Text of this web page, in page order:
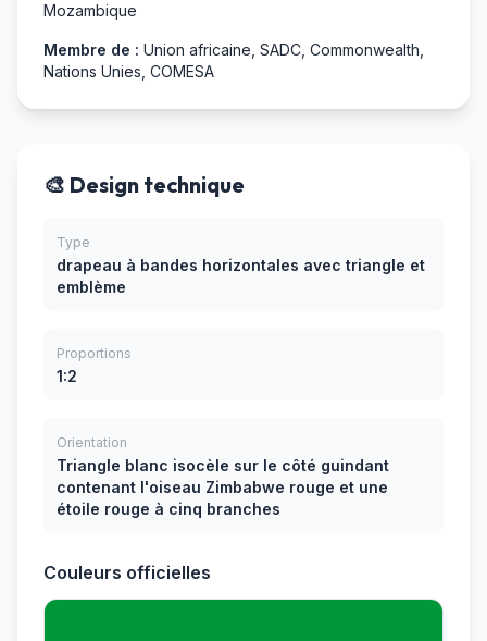
Mozambique
Membre de : Union africaine, SADC, Commonwealth,
Nations Unies, COMESA
🎨 Design technique
Type
drapeau à bandes horizontales avec triangle et
emblème
Proportions
1:2
Orientation
Triangle blanc isocèle sur le côté guindant
contenant l'oiseau Zimbabwe rouge et une
étoile rouge à cinq branches
Couleurs officielles